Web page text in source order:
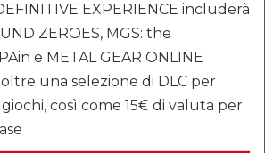
EXPERIENCE includerà
ZEROES, MGS: the
e METAL GEAR ONLINE
una selezione di DLC per
così come 15€ di valuta per